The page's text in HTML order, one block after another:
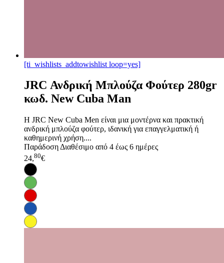
[ti_wishlists_addtowishlist loop=yes]
JRC Ανδρική Μπλούζα Φούτερ 280gr
κωδ. New Cuba Man
Η JRC New Cuba Men είναι μια μοντέρνα και πρακτική
ανδρική μπλούζα φούτερ, ιδανική για επαγγελματική ή
καθημερινή χρήση....
Παράδοση Διαθέσιμο από 4 έως 6 ημέρες
24,80€